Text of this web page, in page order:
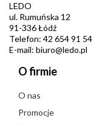
LEDO
ul. Rumuńska 12
91-336 Łódź
Telefon: 42 654 91 54
E-mail: biuro@ledo.pl
O firmie
O nas
Promocje